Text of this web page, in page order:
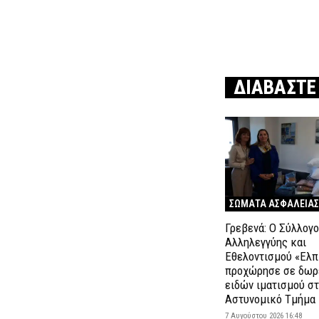
ΔΙΑΒΑΣΤΕ
ΣΩΜΑΤΑ ΑΣΦΑΛΕΙΑΣ
Γρεβενά: Ο
Αλληλεγγύης και
Εθελοντισμού
προχώρησε σε
ειδών ιματισμού
Αστυνομικό Τμήμα
7 Αυγούστου 2026 16:48